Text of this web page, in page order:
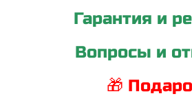
Гарантия и
Вопросы и
🎁